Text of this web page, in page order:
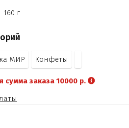
160 г
МИР Конфеты
сумма заказа 10000 р.